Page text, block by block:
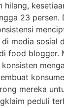
23
media
mereka
peduli